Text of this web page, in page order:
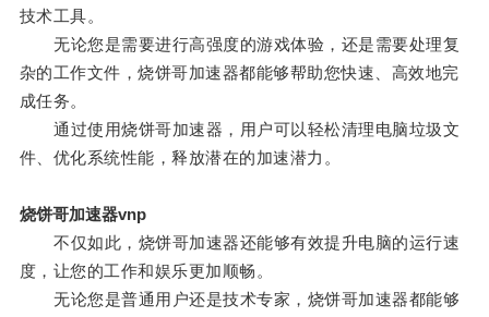
技术工具。
无论您是需要进行高强度的游戏体验，还是需要处理复
杂的工作文件，烧饼哥加速器都能够帮助您快速、高效地完
成任务。
通过使用烧饼哥加速器，用户可以轻松清理电脑垃圾文
件、优化系统性能，释放潜在的加速潜力。
烧饼哥加速器vnp
不仅如此，烧饼哥加速器还能够有效提升电脑的运行速
度，让您的工作和娱乐更加顺畅。
无论您是普通用户还是技术专家，烧饼哥加速器都能够